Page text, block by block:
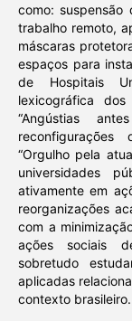
como: suspensão
trabalho remoto,
máscaras
espaços para
de Hospitais
lexicográfica
“Angústias
“Orgulho pela
universidades
ativamente em
reorganizações
com a
ações sociais
sobretudo
aplicadas
contexto brasileiro.